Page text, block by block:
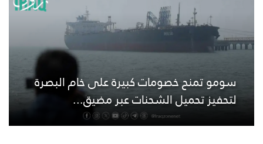
سومو تمنح خصومات كبيرة على خام البصرة
لتحفيز تحميل الشحنات عبر مضيق...